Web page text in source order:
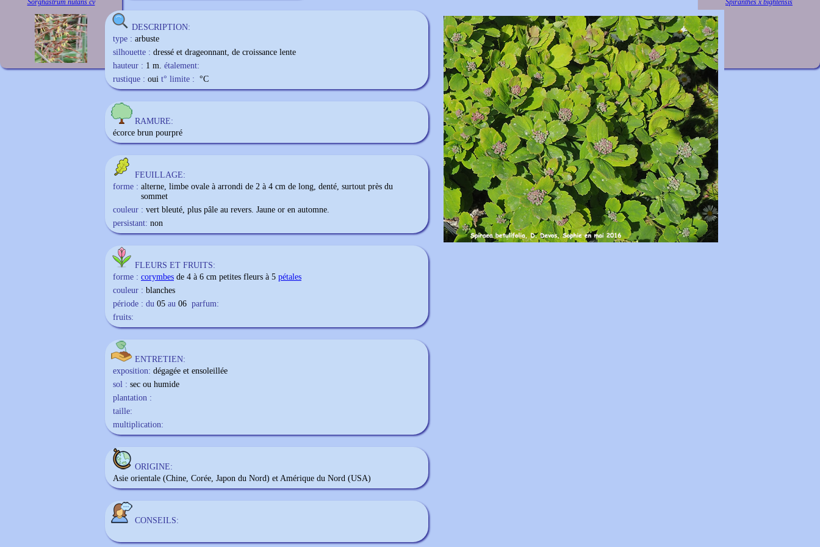
Sorghastrum nutans cv Spiranthes x bightensis
DESCRIPTION:
type : arbuste
silhouette : dressé et drageonnant, de croissance lente
hauteur : 1 m. étalement:
rustique : oui t° limite : °C
RAMURE:
écorce brun pourpré
FEUILLAGE:
forme : alterne, limbe ovale à arrondi de 2 à 4 cm de long, denté, surtout près du
sommet
couleur : vert bleuté, plus pâle au revers. Jaune or en automne.
persistant: non
FLEURS ET FRUITS:
forme : corymbes de 4 à 6 cm petites fleurs à 5 pétales
couleur : blanches
période : du 05 au 06 parfum:
fruits:
ENTRETIEN:
exposition: dégagée et ensoleillée
sol : sec ou humide
plantation :
taille:
multiplication:
ORIGINE:
Asie orientale (Chine, Corée, Japon du Nord) et Amérique du Nord (USA)
CONSEILS: